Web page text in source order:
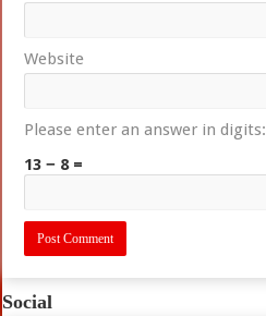
Website
Please enter an answer in digits:
13 − 8 =
Social